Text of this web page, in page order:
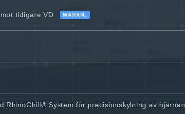
tidigare VD MARKN.
RhinoChill® System för precisionskylning av hjärnan